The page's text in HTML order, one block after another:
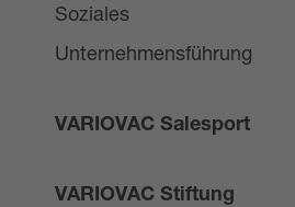
Soziales
Unternehmensführung
VARIOVAC Salesport
VARIOVAC Stiftung